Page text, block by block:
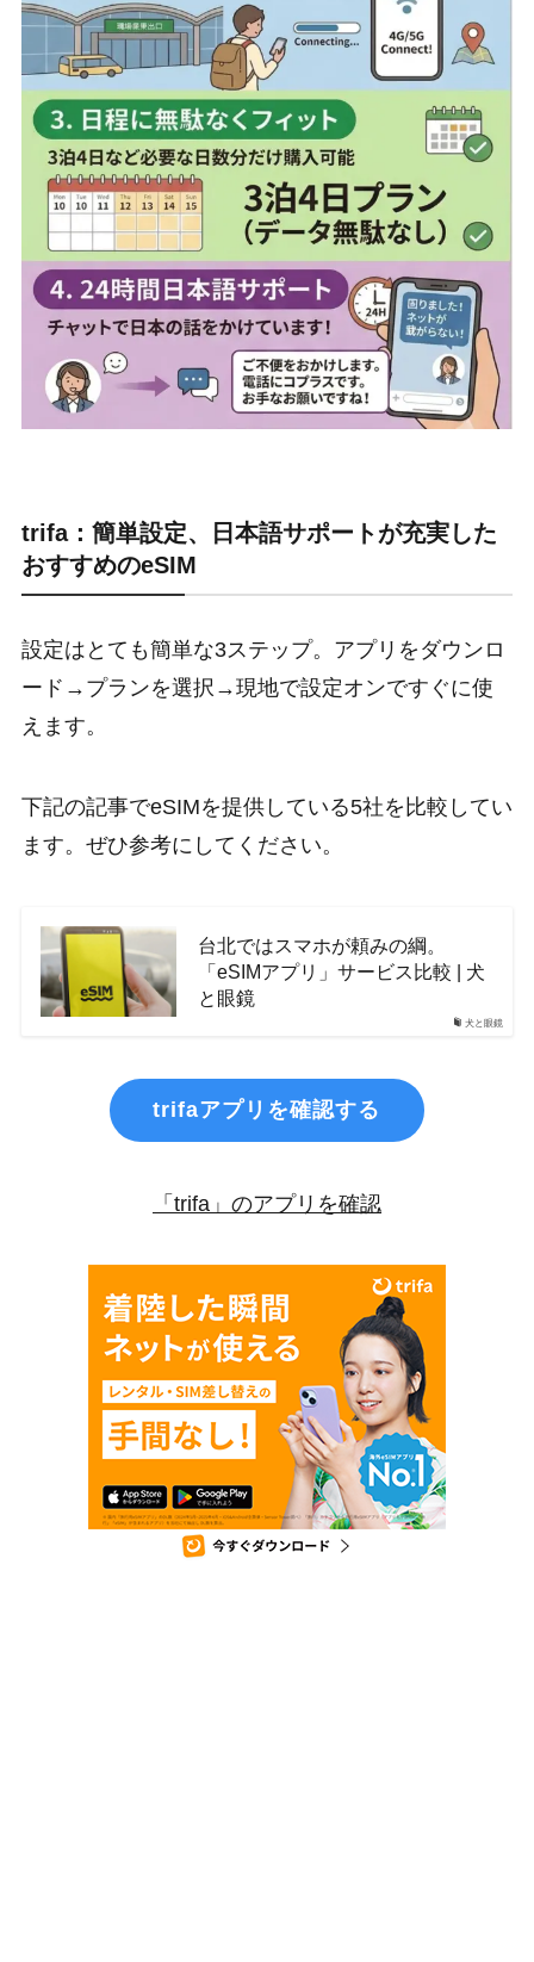
trifa：簡単設定、日本語サポートが充実した
おすすめのeSIM
設定はとても簡単な3ステップ。アプリをダウンロ
ード→プランを選択→現地で設定オンですぐに使
えます。
下記の記事でeSIMを提供している5社を比較してい
ます。ぜひ参考にしてください。
犬と眼鏡
台北ではスマホが頼みの綱。
「eSIMアプリ」サービス比較 | 犬
と眼鏡
trifaアプリを確認する
「trifa」のアプリを確認